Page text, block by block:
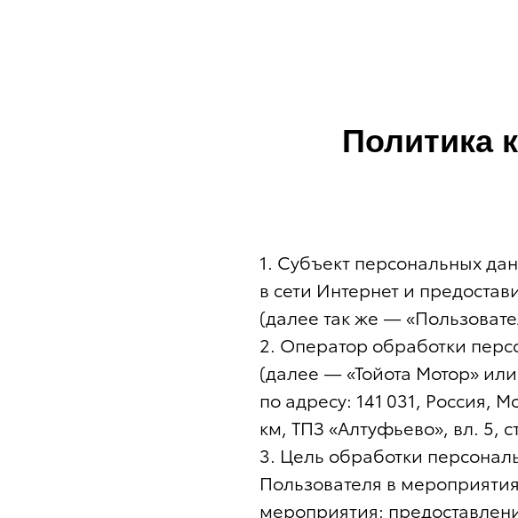
Политика
1. Субъект персональных
в сети Интернет и
(далее так же —
2. Оператор обработки
(далее — «Тойота Мотор»
по адресу: 141 031,
км, ТПЗ «Алтуфьево», вл. 5,
3. Цель обработки
Пользователя в
мероприятия;